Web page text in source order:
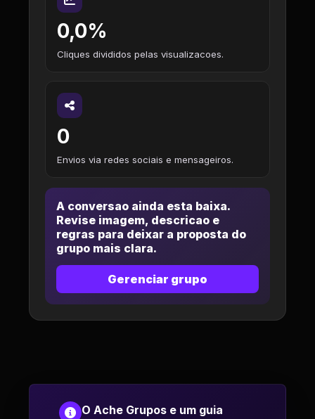
0,0%
Cliques divididos pelas visualizacoes.
0
Envios via redes sociais e mensageiros.
A conversao ainda esta baixa.
Revise imagem, descricao e
regras para deixar a proposta do
grupo mais clara.
Gerenciar grupo
O Ache Grupos e um guia